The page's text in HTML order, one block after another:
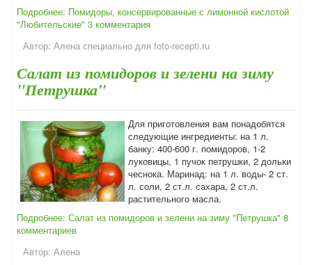
Подробнее: Помидоры, консервированные с лимонной кислотой
"Любительские" 3 комментария
Автор: Алена специально для foto-recepti.ru
Салат из помидоров и зелени на зиму
"Петрушка"
Для приготовления вам понадобятся
следующие ингредиенты: на 1 л.
банку: 400-600 г. помидоров, 1-2
луковицы, 1 пучок петрушки, 2 дольки
чеснока. Маринад: на 1 л. воды- 2 ст.
л. соли, 2 ст.л. сахара, 2 ст.л.
растительного масла.
Подробнее: Салат из помидоров и зелени на зиму "Петрушка" 8
комментариев
Автор: Алена